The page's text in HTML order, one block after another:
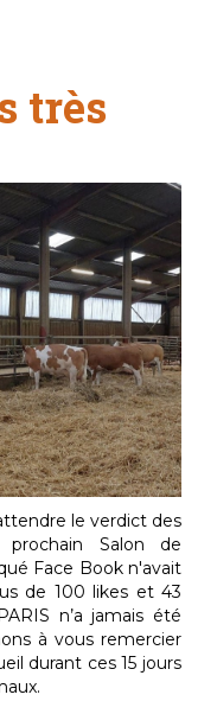
très
le verdict des
Salon de
Face Book n'avait
de 100 likes et 43
n’a jamais été
à vous remercier
durant ces 15 jours